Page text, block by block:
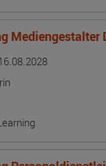
Mediengestalter